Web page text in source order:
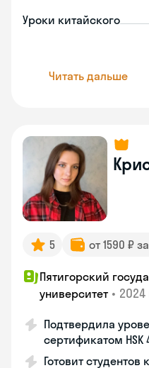
Уроки китайского
Читать дальше
5 от 1590 ₽
Пятигорский
университет • 2024
Подтвердила
сертификатом HSK
Готовит